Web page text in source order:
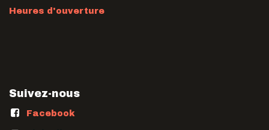
Heures d'ouverture
Suivez-nous
Facebook